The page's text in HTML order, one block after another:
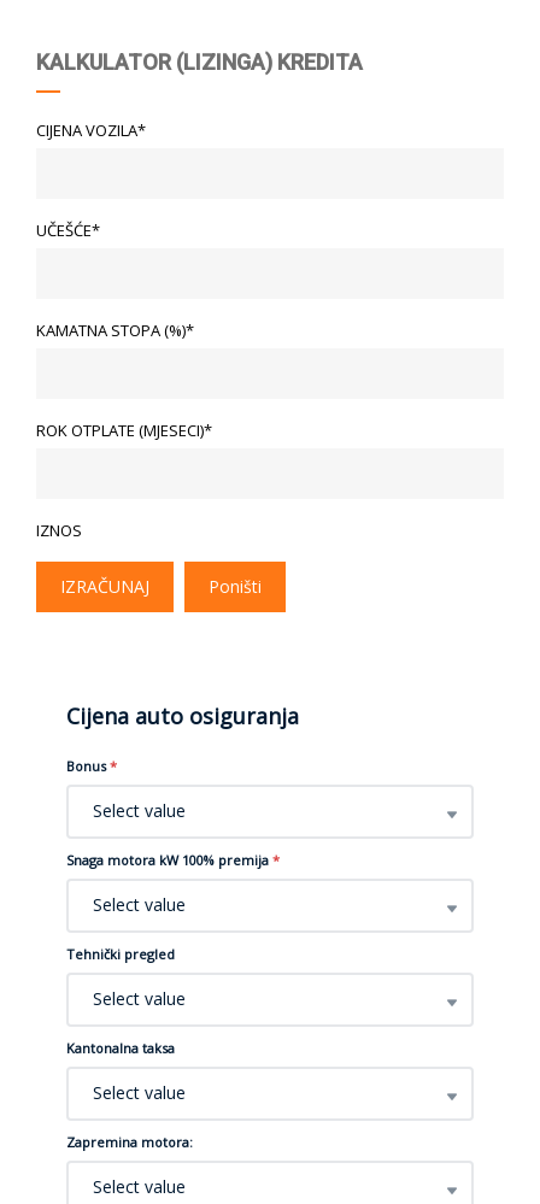
KALKULATOR (LIZINGA) KREDITA
CIJENA VOZILA*
UČEŠĆE*
KAMATNA STOPA (%)*
ROK OTPLATE (MJESECI)*
IZNOS
IZRAČUNAJ Poništi
Cijena auto osiguranja
Bonus *
Select value
Snaga motora kW 100% premija *
Select value
Tehnički pregled
Select value
Kantonalna taksa
Select value
Zapremina motora:
Select value